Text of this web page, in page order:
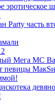
эротическое
Party часть
Мега МС
певицы